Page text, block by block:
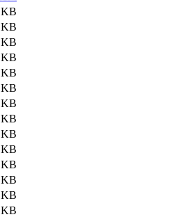
KB
KB
KB
KB
KB
KB
KB
KB
KB
KB
KB
KB
KB
KB